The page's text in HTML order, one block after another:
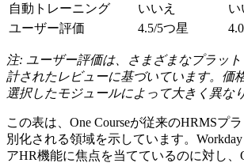
自動トレーニング
いいえ い
ユーザー評価
4.5/5つ星
注: ユーザー評価は、さまざまなプラッ
計されたレビューに基づいています。価
選択したモジュールによって大きく異な
この表は、One Courseが従来のHRMSプ
別化される領域を示しています。Workday
アHR機能に焦点を当てているのに対し、